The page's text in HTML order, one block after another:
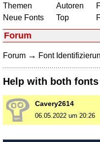
Themen
Neue Fonts
Autoren
Top
Forum
Forum → Font
Help with both
Cavery2614
06.05.2022 um 20:26